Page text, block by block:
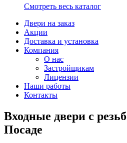
Смотреть весь каталог
Двери на заказ
Акции
Доставка и установка
Компания
О нас
Застройщикам
Лицензии
Наши работы
Контакты
Входные двери с
Посаде